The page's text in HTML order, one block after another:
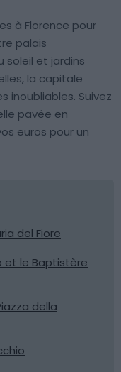
à Florence pour
palais
soleil et jardins
la capitale
inoubliables. Suivez
pavée en
euros pour un
del Fiore
et le Baptistère
della